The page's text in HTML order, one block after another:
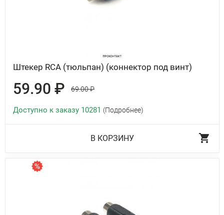
Штекер RCA (тюльпан) (коннектор под винт)
59.90 ₽ 69.00 ₽
Доступно к заказу 10281 (Подробнее)
В КОРЗИНУ